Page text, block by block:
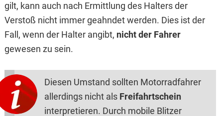
gilt, kann auch nach Ermittlung des Halters der
Verstoß nicht immer geahndet werden. Dies ist der
Fall, wenn der Halter angibt, nicht der Fahrer
gewesen zu sein.
Diesen Umstand sollten Motorradfahrer
allerdings nicht als Freifahrtschein
interpretieren. Durch mobile Blitzer